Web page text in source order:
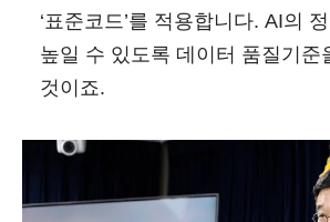
‘표준코드’를 적용합니다. AI의
높일 수 있도록 데이터 품질기준
것이죠.